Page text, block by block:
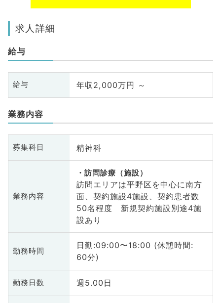
求人詳細
給与
給与 年収2,000万円 ～
業務内容
募集科目 精神科
業務内容
訪問診療（施設）
訪問エリアは平野区を中心に南方
面、契約施設4施設、契約患者数
50名程度 新規契約施設別途4施
設あり
勤務時間
日勤:09:00〜18:00 (休憩時間:
60分)
勤務日数 週5.00日